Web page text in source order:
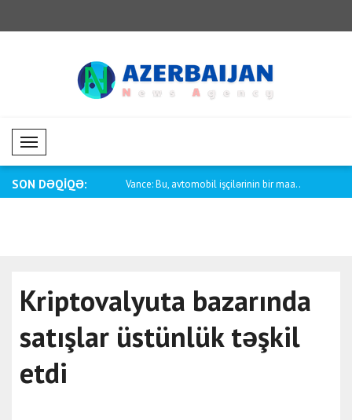
Mobil Menü
SON DƏQİQƏ:
ABŞ münasibətləri Vance: Bu, avtomobil işçilərinin bir maa..
Kriptovalyuta bazarında
satışlar üstünlük təşkil
etdi